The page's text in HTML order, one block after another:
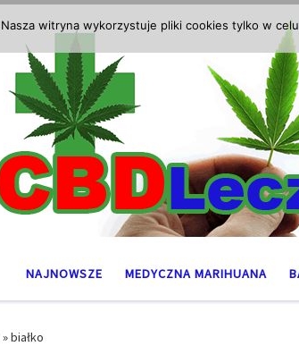
NAJNOWSZE MEDYCZNA MARIHUANA
»białko
Nasza witryna wykorzystuje pliki cookies tylko w